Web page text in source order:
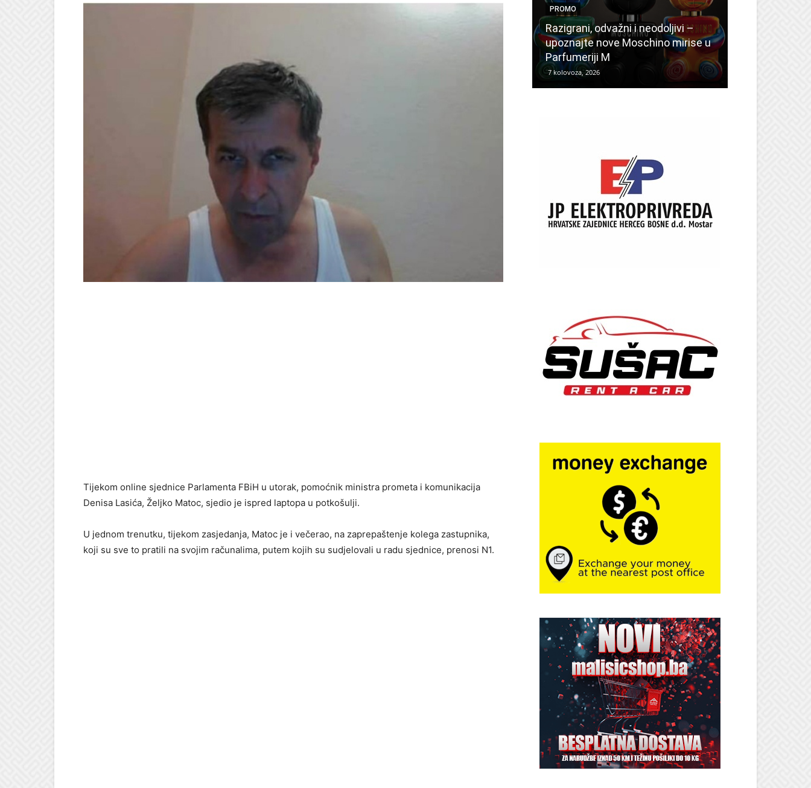
Tijekom online sjednice Parlamenta FBiH u utorak, pomoćnik ministra prometa i komunikacija
Denisa Lasića, Željko Matoc, sjedio je ispred laptopa u potkošulji.
U jednom trenutku, tijekom zasjedanja, Matoc je i večerao, na zaprepaštenje kolega zastupnika,
koji su sve to pratili na svojim računalima, putem kojih su sudjelovali u radu sjednice, prenosi N1.
PROMO
Razigrani, odvažni i neodoljivi –
upoznajte nove Moschino mirise u
Parfumeriji M
7 kolovoza, 2026